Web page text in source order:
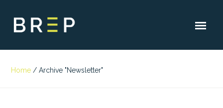
Home / Archive "Newsletter"